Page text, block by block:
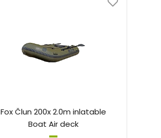
Fox Člun 200x 2.0m inlatable
Boat Air deck